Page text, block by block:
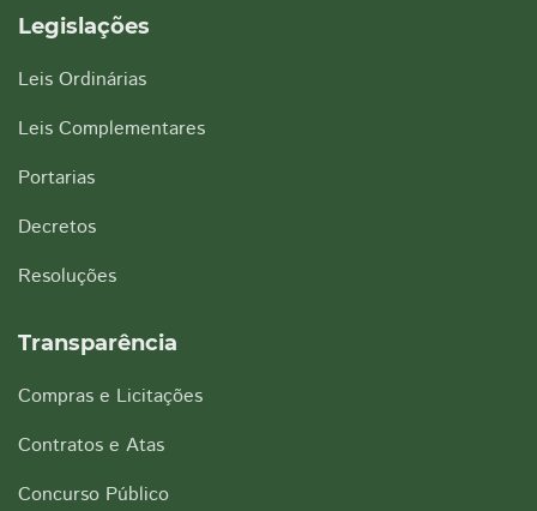
Legislações
Leis Ordinárias
Leis Complementares
Portarias
Decretos
Resoluções
Transparência
Compras e Licitações
Contratos e Atas
Concurso Público